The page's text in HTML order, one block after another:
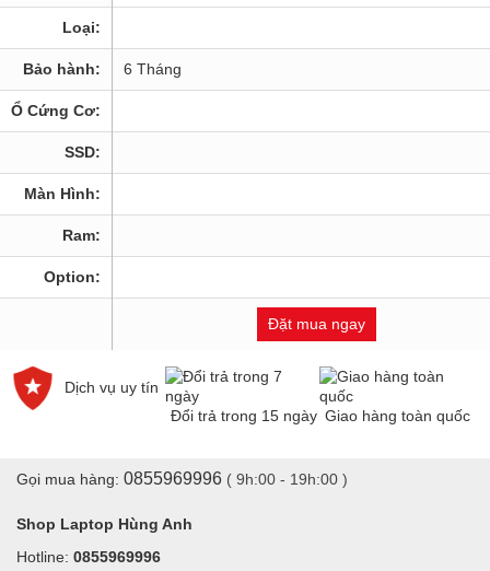
Loại:
Bảo hành: 6 Tháng
Ổ Cứng Cơ:
SSD:
Màn Hình:
Ram:
Option:
Đặt mua ngay
Dịch vụ uy tín
Đổi trả trong 15 ngày Giao hàng toàn quốc
Gọi mua hàng: 0855969996 ( 9h:00 - 19h:00 )
Shop Laptop Hùng Anh
Hotline: 0855969996